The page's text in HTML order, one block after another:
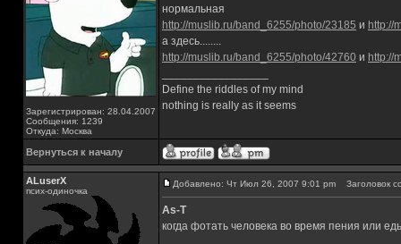
Зарегистрирован: 28.04.2007
Сообщения: 1239
Откуда: Москва
нормальная
http://muslib.ru/band_6255/photo/23185 и http://
а здесь........
http://muslib.ru/band_6255/photo/42760 и http://
Define the riddles of my mind
nothing is really as it seems
Вернуться к началу
ALuserX
псих-одиночка
Добавлено: Чт Июл 26, 2007 9:01 pm Заголовок
As-T
когда фотать человека во время пения или